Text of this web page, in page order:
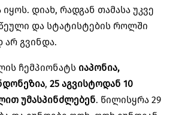
იყოს. დიახ, რადგან თამასა უკვე
და სტატისტების როლში
არ გვინდა.
ჩემპიონატს იაპონია,
, 25 აგვისტოდან 10
უმასპინძლებენ. წილისყრა 29